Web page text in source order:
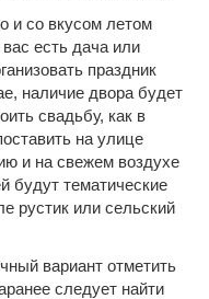
и со вкусом летом
есть дача или
праздник
наличие двора будет
свадьбу, как в
на улице
и на свежем воздухе
будут тематические
рустик или сельский
вариант отметить
следует найти